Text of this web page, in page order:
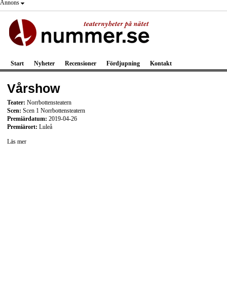
Annons
Start Nyheter Recensioner Fördjupning Kontakt
Vårshow
Teater: Norrbottensteatern
Scen: Scen 1 Norrbottensteatern
Premiärdatum: 2019-04-26
Premiärort: Luleå
Läs mer